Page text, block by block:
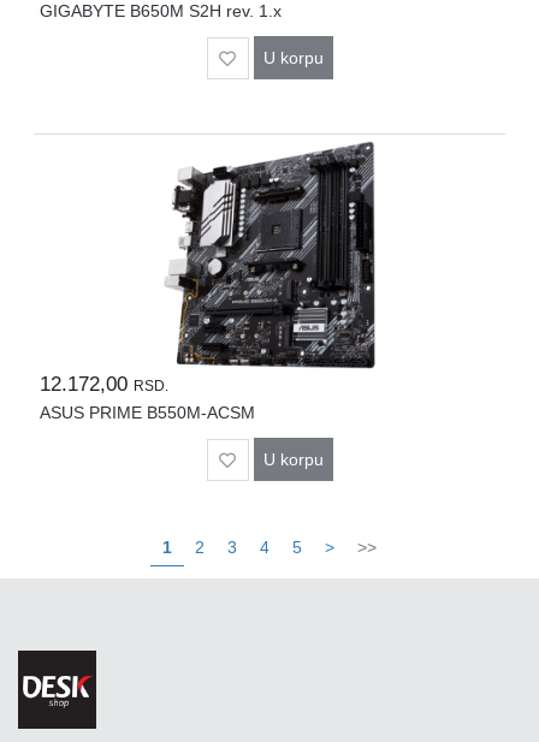
GIGABYTE B650M S2H rev. 1.x
U korpu
12.172,00 RSD.
ASUS PRIME B550M-ACSM
U korpu
1 2 3 4 5 > >>